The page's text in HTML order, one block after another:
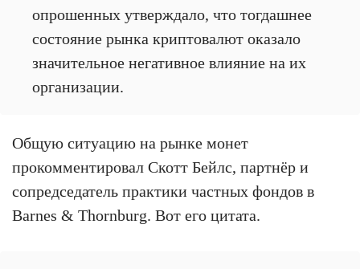
опрошенных утверждало, что тогдашнее
состояние рынка криптовалют оказало
значительное негативное влияние на их
организации.
Общую ситуацию на рынке монет
прокомментировал Скотт Бейлс, партнёр и
сопредседатель практики частных фондов в
Barnes & Thornburg. Вот его цитата.